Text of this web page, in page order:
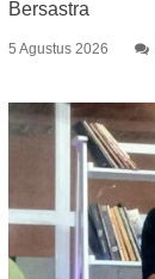
Bersastra
5 Agustus 2026